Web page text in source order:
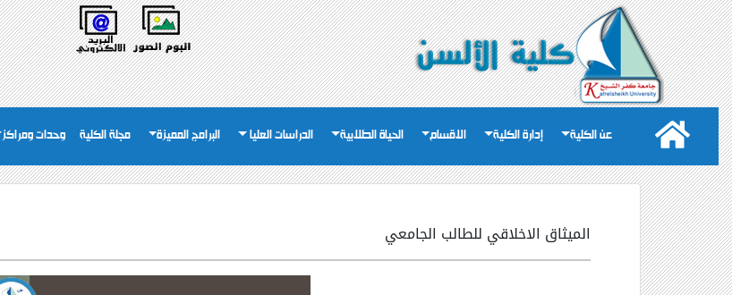
عن الكلية إدارة الكلية الاقسام الحياة الطلابية الدراسات العليا البرامج المميزة مجلة الكلية وحدات ومراكز
الميثاق الاخلاقي للطالب الجامعي